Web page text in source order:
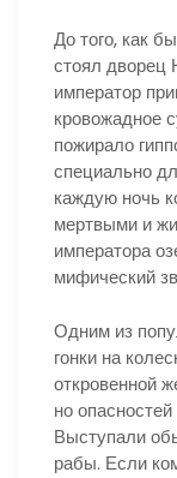
До того, как
стоял дворец
император
кровожадное
пожирало
специально
каждую ночь
мертвыми и
императора
мифический
Одним из
гонки на
откровенной
но
Выступали
рабы. Если